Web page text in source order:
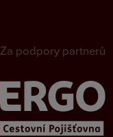
Za podpory partnerů